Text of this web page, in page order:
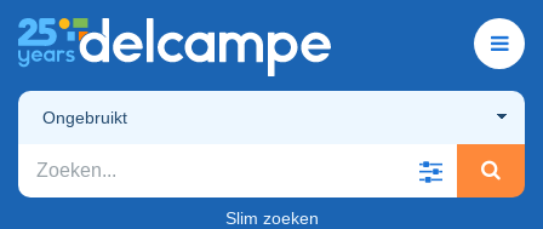
Ongebruikt
Slim zoeken